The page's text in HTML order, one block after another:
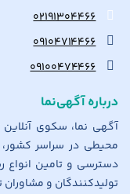
۰۲۱۹۱۳۰۴۴۶۶
۰۹۱۰۴۷۱۴۴۶۶
۰۹۱۰۰۴۷۴۴۶۶
درباره آگهی‌نما
آگهی نما، سکوی
محیطی در سراسر
دسترسی و تامین انواع
تولیدکنندگان و مشاوران